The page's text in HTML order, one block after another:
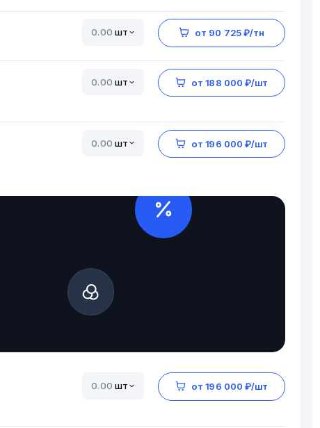
шт от 90 725 ₽/тн
шт от 188 000 ₽/шт
шт от 196 000 ₽/шт
шт от 196 000 ₽/шт